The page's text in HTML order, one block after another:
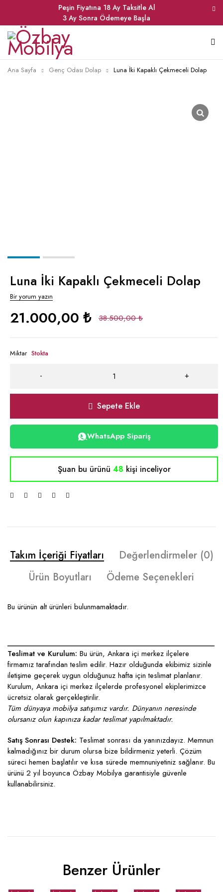
Peşin Fiyatına 18 Ay Taksitle Al
3 Ay Sonra Ödemeye Başla
Ana Sayfa Genç Odası Dolap Luna İki Kapaklı Çekmeceli Dolap
Luna İki Kapaklı Çekmeceli Dolap
Bir yorum yazın
38.500,00₺
21.000,00 ₺
Miktar Stokta
Sepete Ekle
WhatsApp Sipariş
Şuan bu ürünü 48 kişi inceliyor
Takım İçeriği Fiyatları
Değerlendirmeler (0)
Ürün Boyutları
Ödeme Seçenekleri
Bu ürünün alt ürünleri bulunmamaktadır.
____________________________________________________
Teslimat ve Kurulum: Bu ürün, Ankara içi merkez ilçelere
firmamız tarafından teslim edilir. Hazır olduğunda ekibimiz sizinle
iletişime geçerek uygun olduğunuz hafta için teslimat planlanır.
Kurulum, Ankara içi merkez ilçelerde profesyonel ekiplerimizce
ücretsiz olarak gerçekleştirilir.
Tüm dünyaya mobilya satışımız vardır. Dünyanın neresinde
olursanız olun kapınıza kadar teslimat yapılmaktadır.
Satış Sonrası Destek: Teslimat sonrası da yanınızdayız. Memnun
kalmadığınız bir durum olursa bize bildirmeniz yeterli. Çözüm
süreci hemen başlatılır ve kısa sürede memnuniyetiniz sağlanır. Bu
ürünü 2 yıl boyunca Özbay Mobilya garantisiyle güvenle
kullanabilirsiniz.
Benzer Ürünler